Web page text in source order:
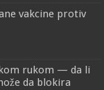
vakcine protiv
rukom — da li
da blokira